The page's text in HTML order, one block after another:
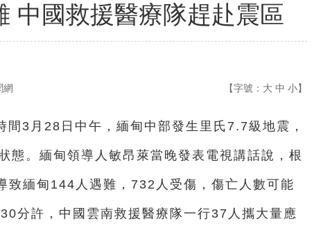
中國救援醫療隊趕赴震區
網 【字號： 大 中 小】
3月28日中午，緬甸中部發生里氏7.7級地震，
態。緬甸領導人敏昂萊當晚發表電視講話說，根
致緬甸144人遇難，732人受傷，傷亡人數可能
分許，中國雲南救援醫療隊一行37人攜大量應